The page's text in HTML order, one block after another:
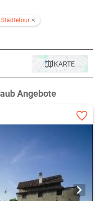
KARTE
Angebote